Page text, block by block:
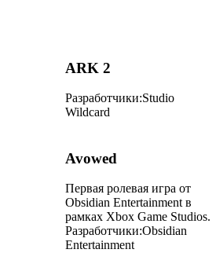
ARK 2
Разработчики:Studio
Wildcard
Avowed
Первая ролевая игра от
Obsidian Entertainment в
рамках Xbox Game Studios.
Разработчики:Obsidian
Entertainment